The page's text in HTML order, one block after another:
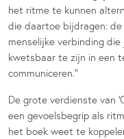
het ritme te kunnen
die daartoe bijdragen:
menselijke verbinding
kwetsbaar te zijn in een
communiceren.”
De grote verdienste van
een gevoelsbegrip als
het boek weet te